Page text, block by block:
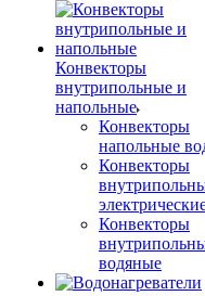
Конвекторы
внутрипольные и
напольные
Конвекторы
напольные
Конвекторы
Конвекторы
водяные